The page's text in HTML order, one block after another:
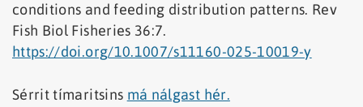
conditions and feeding distribution patterns. Rev
Fish Biol Fisheries 36:7.
https://doi.org/10.1007/s11160-025-10019-y
Sérrit tímaritsins má nálgast hér.